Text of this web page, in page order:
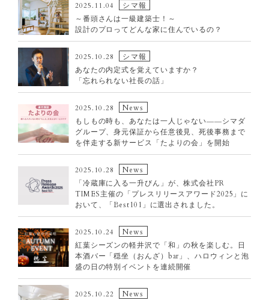
2025.11.04
シマ報
～番頭さんは一級建築士！～
設計のプロってどんな家に住んでいるの？
2025.10.28
シマ報
あなたの内定式を覚えていますか？
「忘れられない社長の話」
2025.10.28
News
もしもの時も、あなたは一人じゃない――シマダ
グループ、身元保証から任意後見、死後事務まで
を伴走する新サービス「たよりの会」を開始
2025.10.28
News
「冷蔵庫に入る一升びん」が、株式会社PR
TIMES主催の「プレスリリースアワード2025」に
おいて、「Best101」に選出されました。
2025.10.24
News
紅葉シーズンの軽井沢で「和」の秋を楽しむ。日
本酒バー「穏坐（おんざ）bar」、ハロウィンと泡
盛の日の特別イベントを連続開催
2025.10.22
News